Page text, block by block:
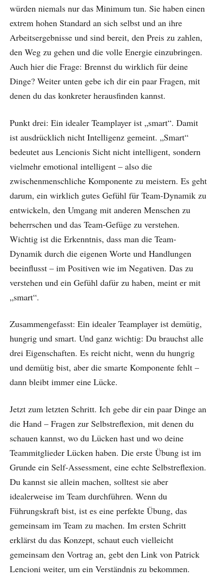
würden niemals nur das Minimum tun. Sie haben einen
extrem hohen Standard an sich selbst und an ihre
Arbeitsergebnisse und sind bereit, den Preis zu zahlen,
den Weg zu gehen und die volle Energie einzubringen.
Auch hier die Frage: Brennst du wirklich für deine
Dinge? Weiter unten gebe ich dir ein paar Fragen, mit
denen du das konkreter herausfinden kannst.
Punkt drei: Ein idealer Teamplayer ist „smart“. Damit
ist ausdrücklich nicht Intelligenz gemeint. „Smart“
bedeutet aus Lencionis Sicht nicht intelligent, sondern
vielmehr emotional intelligent – also die
zwischenmenschliche Komponente zu meistern. Es geht
darum, ein wirklich gutes Gefühl für Team-Dynamik zu
entwickeln, den Umgang mit anderen Menschen zu
beherrschen und das Team-Gefüge zu verstehen.
Wichtig ist die Erkenntnis, dass man die Team-
Dynamik durch die eigenen Worte und Handlungen
beeinflusst – im Positiven wie im Negativen. Das zu
verstehen und ein Gefühl dafür zu haben, meint er mit
„smart“.
Zusammengefasst: Ein idealer Teamplayer ist demütig,
hungrig und smart. Und ganz wichtig: Du brauchst alle
drei Eigenschaften. Es reicht nicht, wenn du hungrig
und demütig bist, aber die smarte Komponente fehlt –
dann bleibt immer eine Lücke.
Jetzt zum letzten Schritt. Ich gebe dir ein paar Dinge an
die Hand – Fragen zur Selbstreflexion, mit denen du
schauen kannst, wo du Lücken hast und wo deine
Teammitglieder Lücken haben. Die erste Übung ist im
Grunde ein Self-Assessment, eine echte Selbstreflexion.
Du kannst sie allein machen, solltest sie aber
idealerweise im Team durchführen. Wenn du
Führungskraft bist, ist es eine perfekte Übung, das
gemeinsam im Team zu machen. Im ersten Schritt
erklärst du das Konzept, schaut euch vielleicht
gemeinsam den Vortrag an, gebt den Link von Patrick
Lencioni weiter, um ein Verständnis zu bekommen.